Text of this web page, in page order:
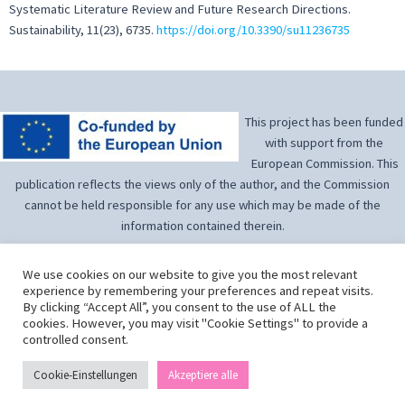
Systematic Literature Review and Future Research Directions.
Sustainability, 11(23), 6735. https://doi.org/10.3390/su11236735
This project has been funded
with support from the
European Commission. This
publication reflects the views only of the author, and the Commission
cannot be held responsible for any use which may be made of the
information contained therein.
Wonder Women WorksbyWonder Women Works Project Partnership
licensed under
We use cookies on our website to give you the most relevant
experience by remembering your preferences and repeat visits.
By clicking “Accept All”, you consent to the use of ALL the
cookies. However, you may visit "Cookie Settings" to provide a
controlled consent.
Cookie-Einstellungen Akzeptiere alle